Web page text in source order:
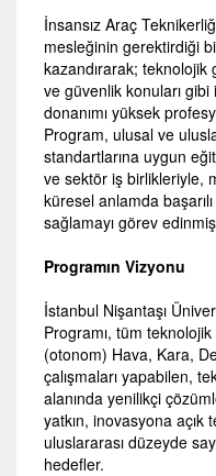
İnsansız Araç
mesleğinin gerektirdiği
kazandırarak;
ve güvenlik konuları gibi
donanımı yüksek
Program, ulusal ve
standartlarına uygun
ve sektör iş birlikleriyle,
küresel anlamda
sağlamayı görev
Programın Vizyonu
İstanbul Nişantaşı
Programı, tüm
(otonom) Hava, Kara,
çalışmaları yapabilen,
alanında yenilikçi
yatkın, inovasyona
uluslararası düzeyde
hedefler.